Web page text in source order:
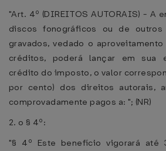
"Art. 4º (DIREITOS AUTORAIS) - A
discos fonográficos ou de
gravados, vedado o
créditos, poderá lançar em sua
crédito do imposto, o valor
por cento) dos direitos autorais,
comprovadamente pagos a: "; (NR)
2. o § 4º:
"§ 4º Este benefício vigorará até